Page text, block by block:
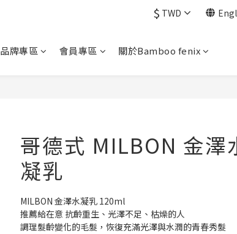
$ TWD
品牌專區 會員專區 關於Bamboo fenix
哥德式 MILBON 金澤
凝乳
MILBON 金澤水凝乳 120ml
推薦給在意 抗齡重生、光澤不足、枯燥的人
調理髮齡變化的毛髮，恢復充滿光澤與水潤的青春秀髮